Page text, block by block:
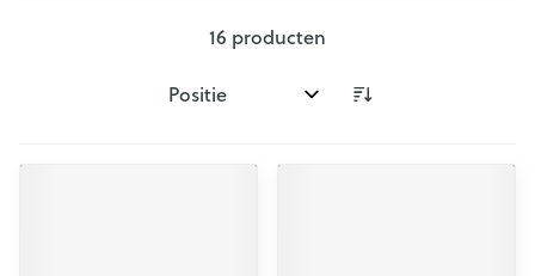
16 producten
Sorteer op: